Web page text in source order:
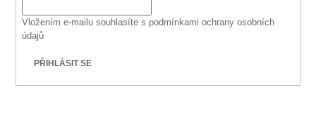
Vložením e-mailu souhlasíte s podmínkami ochrany osobních
údajů
PŘIHLÁSIT SE